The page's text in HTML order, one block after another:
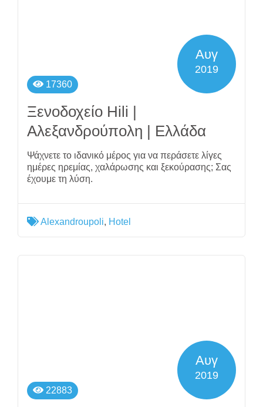
17360
Αυγ
2019
Ξενοδοχείο Hili |
Αλεξανδρούπολη | Ελλάδα
Ψάχνετε το ιδανικό μέρος για να περάσετε λίγες
ημέρες ηρεμίας, χαλάρωσης και ξεκούρασης; Σας
έχουμε τη λύση.
Alexandroupoli, Hotel
22883
Αυγ
2019